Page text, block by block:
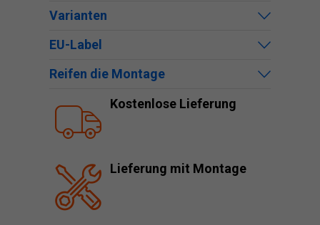
Varianten
EU-Label
Reifen die Montage
Kostenlose Lieferung
Lieferung mit Montage